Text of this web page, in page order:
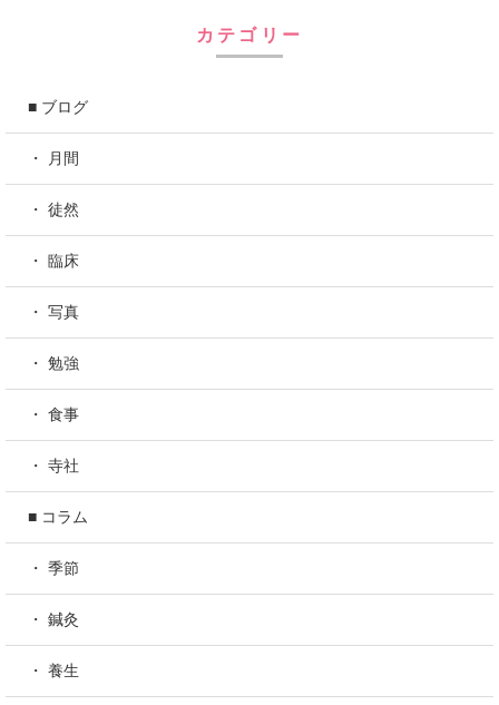
カテゴリー
■ ブログ
・ 月間
・ 徒然
・ 臨床
・ 写真
・ 勉強
・ 食事
・ 寺社
■ コラム
・ 季節
・ 鍼灸
・ 養生